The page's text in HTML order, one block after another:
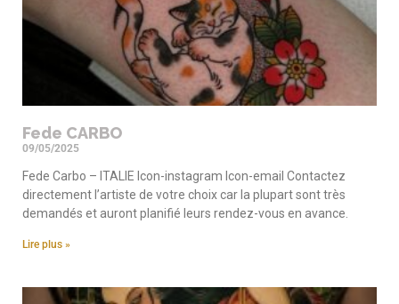
Fede CARBO
09/05/2025
Fede Carbo – ITALIE Icon-instagram Icon-email Contactez
directement l’artiste de votre choix car la plupart sont très
demandés et auront planifié leurs rendez-vous en avance.
Lire plus »